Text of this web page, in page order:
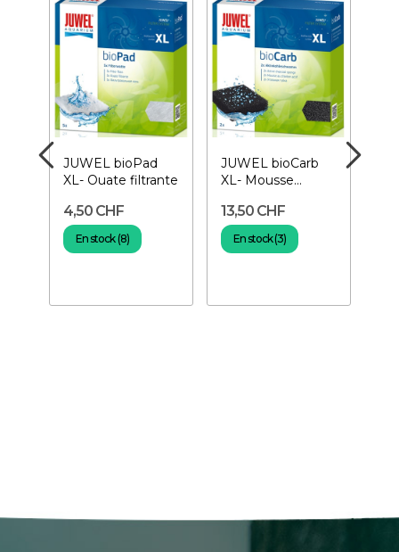
JUWEL bioPad
XL- Ouate filtrante
4,50 CHF
En stock (8)
JUWEL bioCarb
XL- Mousse
13,50 CHF
En stock (3)